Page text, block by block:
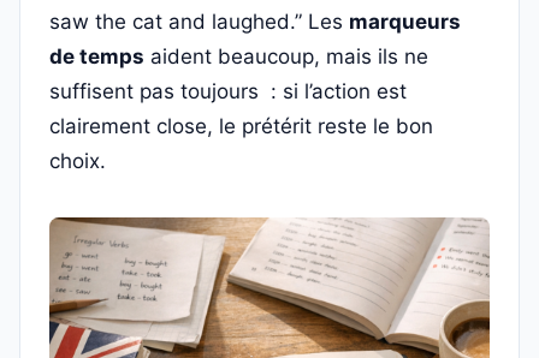
saw the cat and laughed.” Les marqueurs
de temps aident beaucoup, mais ils ne
suffisent pas toujours : si l’action est
clairement close, le prétérit reste le bon
choix.